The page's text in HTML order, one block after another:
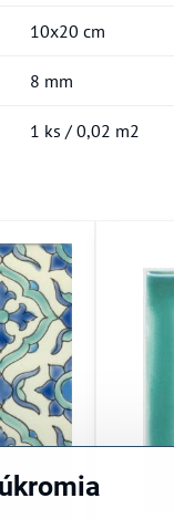
10x20 cm
8 mm
1 ks / 0,02 m2